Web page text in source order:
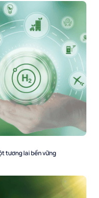
tương lai bền vững